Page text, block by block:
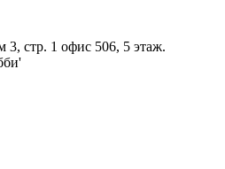
стр. 1 офис 506, 5 этаж.